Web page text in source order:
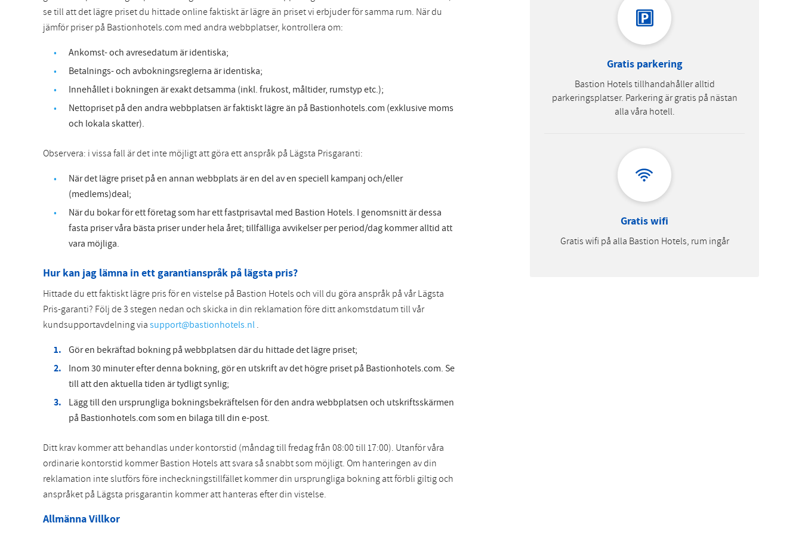
se till att det lägre priset du hittade online faktiskt är lägre än priset vi erbjuder för samma rum. När du
jämför priser på Bastionhotels.com med andra webbplatser, kontrollera om:
Ankomst- och avresedatum är identiska;
Betalnings- och avbokningsreglerna är identiska;
Innehållet i bokningen är exakt detsamma (inkl. frukost, måltider, rumstyp etc.);
Nettopriset på den andra webbplatsen är faktiskt lägre än på Bastionhotels.com (exklusive moms
och lokala skatter).
Observera: i vissa fall är det inte möjligt att göra ett anspråk på Lägsta Prisgaranti:
När det lägre priset på en annan webbplats är en del av en speciell kampanj och/eller
(medlems)deal;
När du bokar för ett företag som har ett fastprisavtal med Bastion Hotels. I genomsnitt är dessa
fasta priser våra bästa priser under hela året; tillfälliga avvikelser per period/dag kommer alltid att
vara möjliga.
Hur kan jag lämna in ett garantianspråk på lägsta pris?
Hittade du ett faktiskt lägre pris för en vistelse på Bastion Hotels och vill du göra anspråk på vår Lägsta
Pris-garanti? Följ de 3 stegen nedan och skicka in din reklamation före ditt ankomstdatum till vår
kundsupportavdelning viasupport@bastionhotels.nl.
Gör en bekräftad bokning på webbplatsen där du hittade det lägre priset;
Inom 30 minuter efter denna bokning, gör en utskrift av det högre priset på Bastionhotels.com. Se
till att den aktuella tiden är tydligt synlig;
Lägg till den ursprungliga bokningsbekräftelsen för den andra webbplatsen och utskriftsskärmen
på Bastionhotels.com som en bilaga till din e-post.
Ditt krav kommer att behandlas under kontorstid (måndag till fredag från 08:00 till 17:00). Utanför våra
ordinarie kontorstid kommer Bastion Hotels att svara så snabbt som möjligt. Om hanteringen av din
reklamation inte slutförs före incheckningstillfället kommer din ursprungliga bokning att förbli giltig och
anspråket på Lägsta prisgarantin kommer att hanteras efter din vistelse.
Allmänna Villkor
Gratis parkering
Bastion Hotels tillhandahåller alltid
parkeringsplatser. Parkering är gratis på nästan
alla våra hotell.
Gratis wifi
Gratis wifi på alla Bastion Hotels, rum ingår